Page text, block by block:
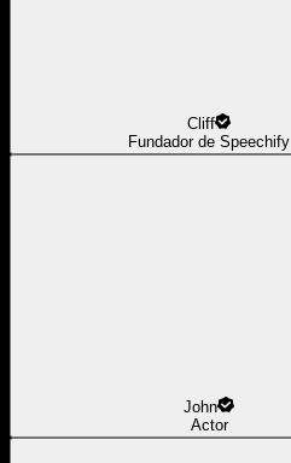
Cliff
Fundador de Speechify
John
Actor